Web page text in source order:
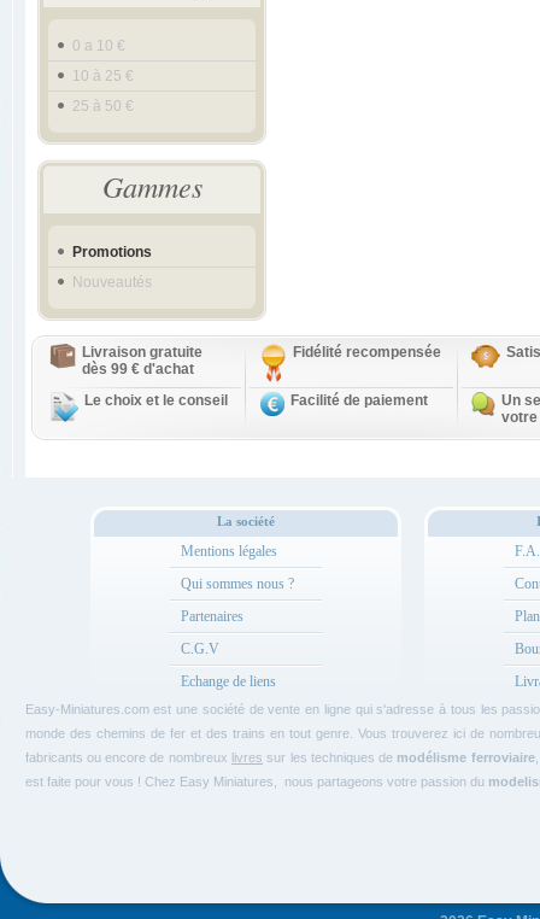
0 a 10 €
10 à 25 €
25 à 50 €
Gammes
Promotions
Nouveautés
Livraison gratuite
dès 99 € d'achat
Fidélité recompensée
Le choix et le conseil Facilité de paiement
Un
votre
La société
Mentions légales
Qui sommes nous ?
Partenaires
C.G.V
Echange de liens
Easy-Miniatures.com est une société de vente en ligne qui s'adresse à tous les
monde des chemins de fer et des trains en tout genre. Vous trouverez ici de
fabricants ou encore de nombreux livres sur les techniques de modélisme ferroviaire
est faite pour vous ! Chez Easy Miniatures, nous partageons votre passion du